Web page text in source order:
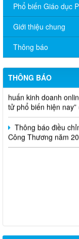
Phổ biến Giáo dục
Giới thiệu chung
Thông báo
THÔNG BÁO
V/v đề nghị báo
và hoạt động mua
2).
Thông báo bán
Thông báo lựa
huấn kinh doanh
tử phổ biến hiện nay”
Thông báo điều
Công Thương năm